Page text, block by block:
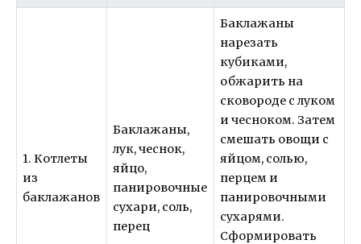
1. Котлеты
из
баклажанов
Баклажаны,
лук, чеснок,
яйцо,
панировочные
сухари, соль,
перец
Баклажаны
нарезать
кубиками,
обжарить на
сковороде с луком
и чесноком. Затем
смешать овощи с
яйцом, солью,
перцем и
панировочными
сухарями.
Сформировать